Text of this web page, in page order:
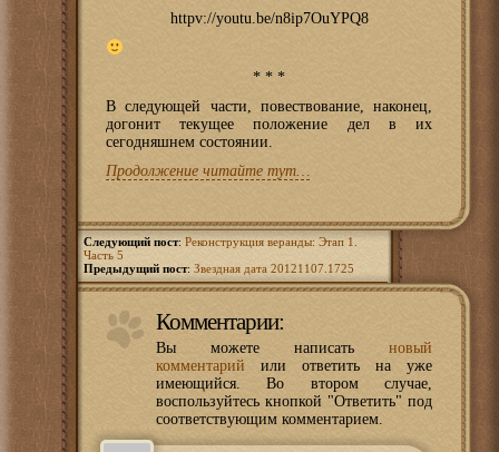
httpv://youtu.be/n8ip7OuYPQ8
* * *
В следующей части, повествование, наконец,
догонит текущее положение дел в их
сегодняшнем состоянии.
Продолжение читайте тут…
Следующий пост: Реконструкция веранды: Этап 1.
Часть 5
Предыдущий пост: Звездная дата 20121107.1725
Комментарии:
Вы можете написать новый
комментарий или ответить на уже
имеющийся. Во втором случае,
воспользуйтесь кнопкой "Ответить" под
соответствующим комментарием.